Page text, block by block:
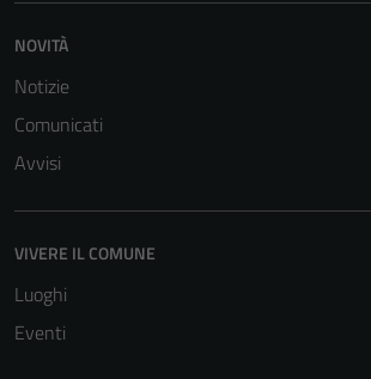
NOVITÀ
Notizie
Comunicati
Avvisi
VIVERE IL COMUNE
Luoghi
Eventi